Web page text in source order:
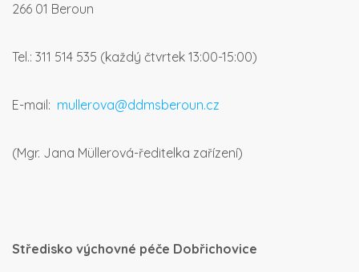
266 01 Beroun
Tel.: 311 514 535 (každý čtvrtek 13:00-15:00)
E-mail: mullerova@ddmsberoun.cz
(Mgr. Jana Müllerová-ředitelka zařízení)
Středisko výchovné péče Dobřichovice